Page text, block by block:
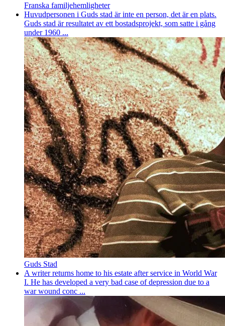
Franska familjehemligheter
Huvudpersonen i Guds stad är inte en person, det är en plats.
Guds stad är resultatet av ett bostadsprojekt, som satte i gång
under 1960 ...
Guds Stad
A writer returns home to his estate after service in World War
I. He has developed a very bad case of depression due to a
war wound conc ...